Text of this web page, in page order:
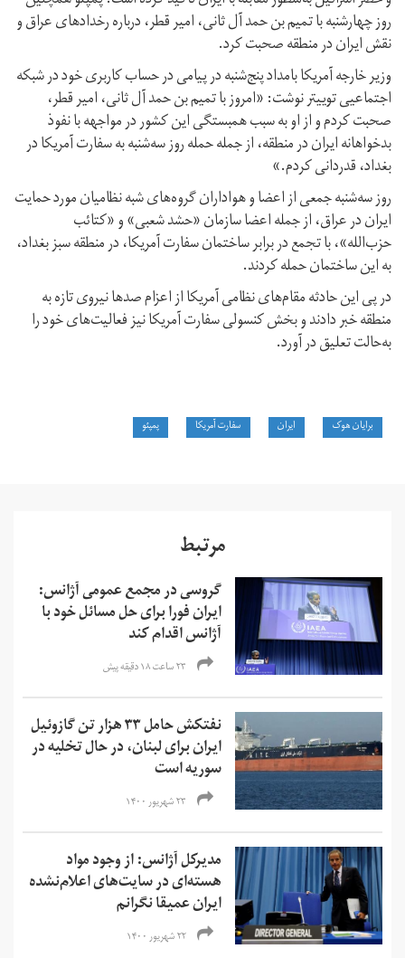
روز چهارشنبه با تمیم بن حمد آل ثانی، امیر قطر، درباره رخدادهای عراق و
نقش ایران در منطقه صحبت کرد.
وزیر خارجه آمریکا بامداد پنج‌شنبه در پیامی در حساب کاربری خود در شبکه
اجتماعیی توییتر نوشت: «امروز با تمیم بن حمد آل ثانی، امیر قطر،
صحبت کردم و از او به سبب همبستگی این کشور در مواجهه با نفوذ
بدخواهانه ایران در منطقه، از جمله حمله روز سه‌شنبه به سفارت آمریکا در
بغداد، قدردانی کردم.»
روز سه‌شنبه جمعی از اعضا و هواداران گروه‌های شبه نظامیان مورد حمایت
ایران در عراق، از جمله اعضا سازمان «حشد شعبی» و «کتائب
حزب‌الله»، با تجمع در برابر ساختمان سفارت آمریکا، در منطقه سبز بغداد،
به این ساختمان حمله کردند.
در پی این حادثه مقام‌های نظامی آمریکا از اعزام صدها نیروی تازه به
منطقه خبر دادند و بخش کنسولی سفارت آمریکا نیز فعالیت‌های خود را
به‌حالت تعلیق در آورد.
برایان هوک ایران سفارت آمریکا پمپئو
مرتبط
گروسی در مجمع عمومی آژانس:
ایران فورا برای حل مسائل خود با
آژانس اقدام کند
۲۳ ساعت ۱۸ دقیقه پیش
نفتکش حامل ۳۳ هزار تن گازوئیل
ایران برای لبنان، در حال تخلیه در
سوریه است
۲۳ شهریور ۱۴۰۰
مدیرکل آژانس: از وجود مواد
هسته‌ای در سایت‌های اعلام‌نشده
ایران عمیقا نگرانم
۲۲ شهریور ۱۴۰۰